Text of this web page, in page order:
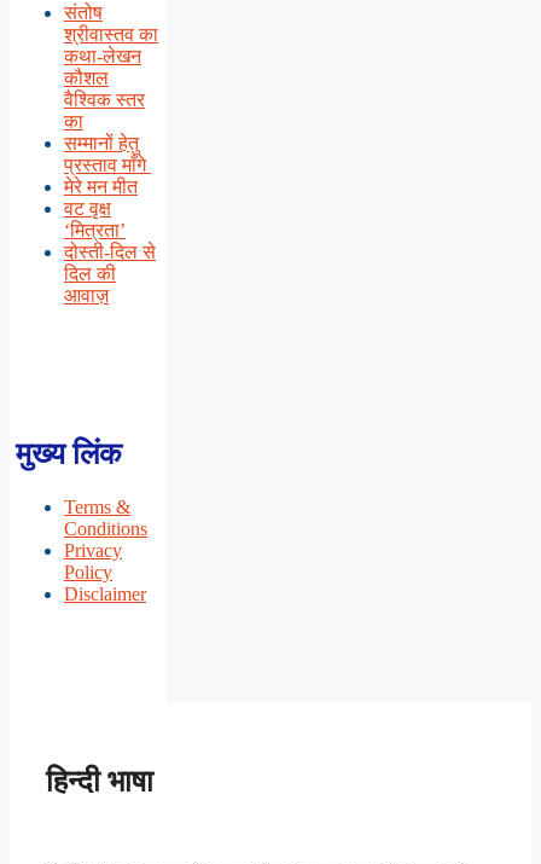
संतोष
श्रीवास्तव का
कथा-लेखन
कौशल
वैश्विक स्तर
का
सम्मानों हेतु
प्रस्ताव माँगे
मेरे मन मीत
वट वृक्ष
‘मित्रता’
दोस्ती-दिल से
दिल की
आवाज़
मुख्य लिंक
Terms &
Conditions
Privacy
Policy
Disclaimer
हिन्दी भाषा